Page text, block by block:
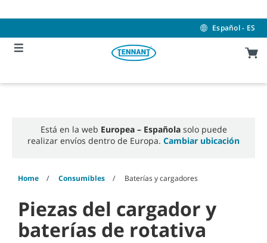
to
to
menu
Español - ES
Está en la web Europea – Españolasolo puede
realizar envíos dentro de Europa. Cambiar ubicación
Home Consumibles Baterías y cargadores
Piezas del cargador y
baterías de rotativa